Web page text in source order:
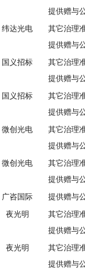
提供赠与
纬达光电
其它治理
提供赠与
国义招标
其它治理
提供赠与
国义招标
其它治理
提供赠与
微创光电
其它治理
提供赠与
微创光电
其它治理
提供赠与
广咨国际
提供赠与
夜光明
其它治理
提供赠与
夜光明
其它治理
提供赠与